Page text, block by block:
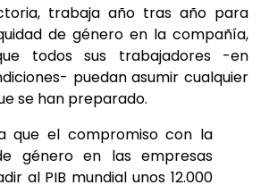
trabaja año tras año para
de género en la compañía,
todos sus trabajadores -en
puedan asumir cualquier
se han preparado.
que el compromiso con la
género en las empresas
al PIB mundial unos 12.000